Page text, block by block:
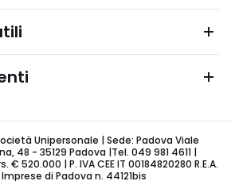
Società Unipersonale | Sede: Padova Viale
48 - 35129 Padova |Tel. 049 981 4611 |
520.000 | P. IVA CEE IT 00184820280 R.E.A.
di Padova n. 44121bis